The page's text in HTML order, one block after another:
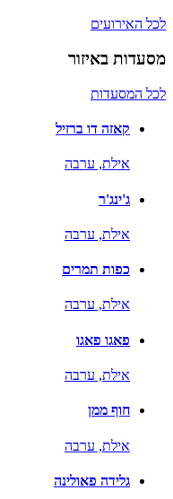
לכל האירועים
מסעדות באיזור
לכל המסעדות
קאזה דו ברזיל
אילת, ערבה
ג'ינג'ר
אילת, ערבה
כפות תמרים
אילת, ערבה
פאגו פאגו
אילת, ערבה
חוף ממן
אילת, ערבה
גלידה פאולינה